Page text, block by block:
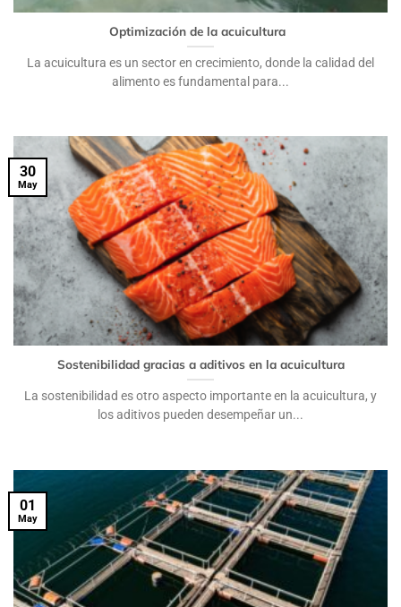
Optimización de la acuicultura
La acuicultura es un sector en crecimiento, donde la calidad del
alimento es fundamental para...
Sostenibilidad gracias a aditivos en la acuicultura
La sostenibilidad es otro aspecto importante en la acuicultura, y
los aditivos pueden desempeñar un...
30
May
01
May